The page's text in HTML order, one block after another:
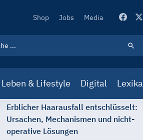
Secondary
Shop Jobs Media
Leben & Lifestyle Digital Lexika
Erblicher Haarausfall entschlüsselt:
Ursachen, Mechanismen und nicht-
operative Lösungen